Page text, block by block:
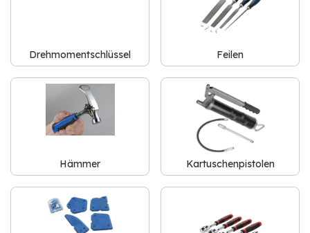
Drehmomentschlüssel Feilen
Hämmer Kartuschenpistolen